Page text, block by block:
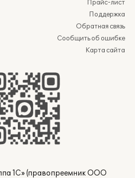
Прайс-лист
Поддержка
Обратная связь
Сообщить об ошибке
Карта сайта
1С» (правопреемник ООО